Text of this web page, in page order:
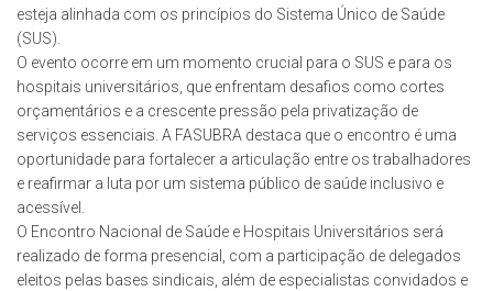
esteja alinhada com os princípios do Sistema Único de Saúde
(SUS).
O evento ocorre em um momento crucial para o SUS e para os
hospitais universitários, que enfrentam desafios como cortes
orçamentários e a crescente pressão pela privatização de
serviços essenciais. A FASUBRA destaca que o encontro é uma
oportunidade para fortalecer a articulação entre os trabalhadores
e reafirmar a luta por um sistema público de saúde inclusivo e
acessível.
O Encontro Nacional de Saúde e Hospitais Universitários será
realizado de forma presencial, com a participação de delegados
eleitos pelas bases sindicais, além de especialistas convidados e